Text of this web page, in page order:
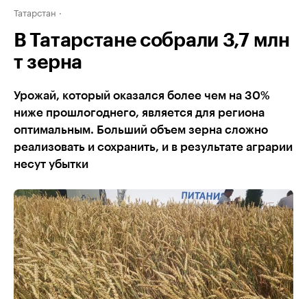
Татарстан
В Татарстане собрали 3,7 млн
т зерна
Урожай, который оказался более чем на 30%
ниже прошлогоднего, является для региона
оптимальным. Больший объем зерна сложно
реализовать и сохранить, и в результате аграрии
несут убытки